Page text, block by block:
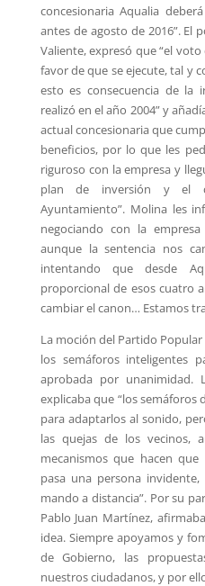
concesionaria Aqualia
antes de agosto de 2016”. El
Valiente, expresó que “el
favor de que se ejecute, tal y
esto es consecuencia de la
realizó en el año 2004” y
actual concesionaria que
beneficios, por lo que les
riguroso con la empresa y
plan de inversión y el
Ayuntamiento”. Molina les
negociando con la
aunque la sentencia nos
intentando que desde
proporcional de esos cuatro
cambiar el canon… Estamos
La moción del Partido
los semáforos inteligentes
aprobada por unanimidad.
explicaba que “los semáforos
para adaptarlos al sonido,
las quejas de los vecinos,
mecanismos que hacen
pasa una persona
mando a distancia”. Por su
Pablo Juan Martínez,
idea. Siempre apoyamos y
de Gobierno, las
nuestros ciudadanos, y por